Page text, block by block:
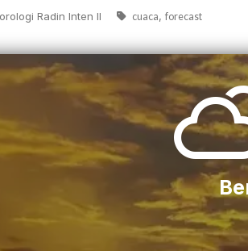
Radin Inten II cuaca, forecast